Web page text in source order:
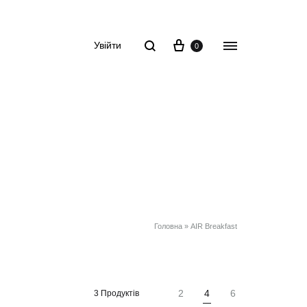
Увійти Пошук Корзина
0 Menu
Головна » AIR Breakfast
2 4 6
3 Продуктів